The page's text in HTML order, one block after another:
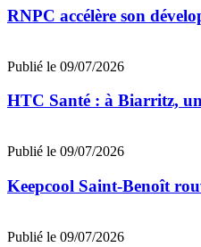
RNPC accélère son
Publié le 09/07/2026
HTC Santé : à Biarritz,
Publié le 09/07/2026
Keepcool Saint-Benoît
Publié le 09/07/2026